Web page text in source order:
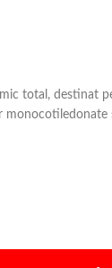
total, destinat
monocotiledonate